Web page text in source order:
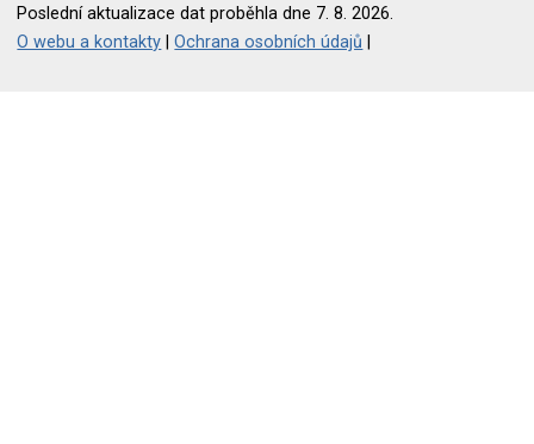
Poslední aktualizace dat proběhla dne 7. 8. 2026.
O webu a kontakty |Ochrana osobních údajů